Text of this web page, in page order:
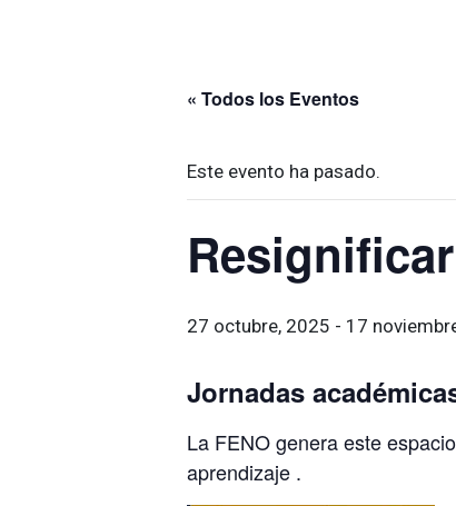
« Todos los Eventos
Este evento ha pasado.
27 octubre, 2025 - 17
Jornadas
La FENO genera este
aprendizaje .